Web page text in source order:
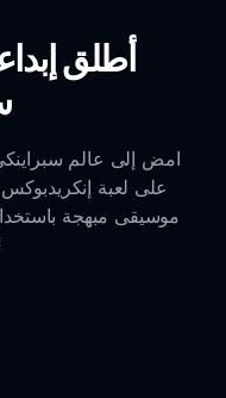
أطلق
امض إلى عالم
على لعبة
موسيقى مبهجة